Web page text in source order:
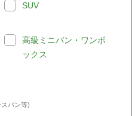
SUV
高級ミニバン・ワンボ
ックス
バン等)